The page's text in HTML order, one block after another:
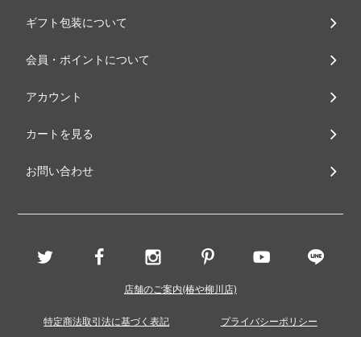
ギフト包装について
会員・ポイントについて
アカウント
カートを見る
お問い合わせ
店舗のご案内(椿や柳川店)
特定商法取引法に基づく表記 プライバシーポリシー